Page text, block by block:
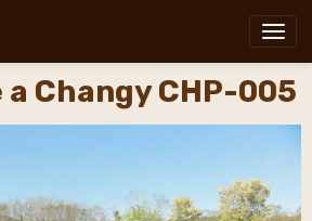
a Changy CHP-005